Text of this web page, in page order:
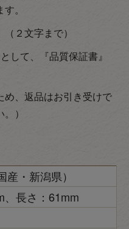
。
２文字まで）
して、『品質保証書』
め、返品はお引き受けで
）
・新潟県）
、長さ：61mm